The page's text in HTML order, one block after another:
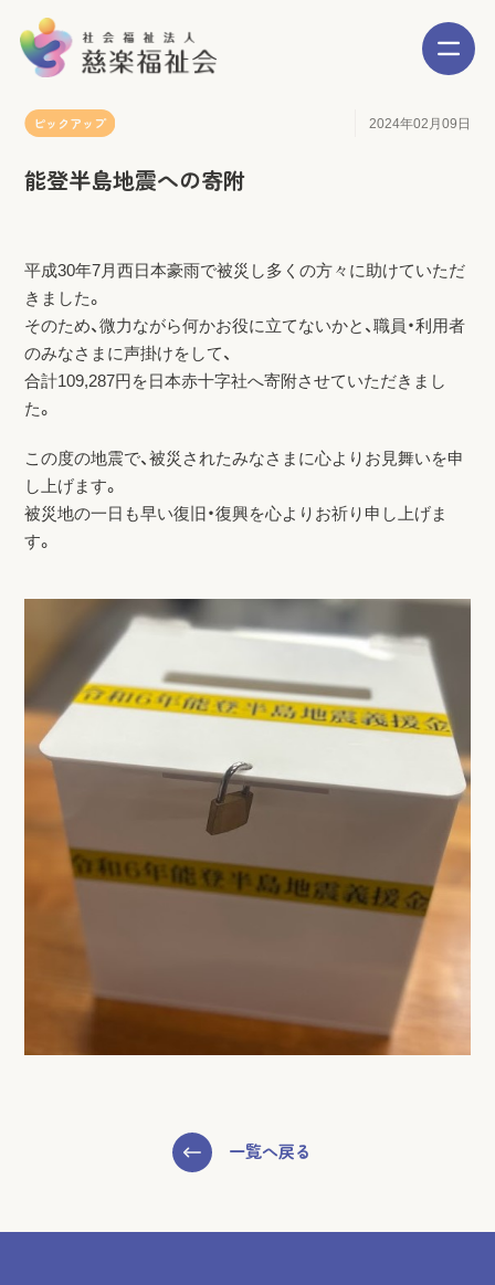
ピックアップ 2024年02月09日
能登半島地震への寄附
平成30年7月西日本豪雨で被災し多くの方々に助けていただ
きました。
そのため、微力ながら何かお役に立てないかと、職員・利用者
のみなさまに声掛けをして、
合計109,287円を日本赤十字社へ寄附させていただきまし
た。
この度の地震で、被災されたみなさまに心よりお見舞いを申
し上げます。
被災地の一日も早い復旧・復興を心よりお祈り申し上げま
す。
一覧へ戻る